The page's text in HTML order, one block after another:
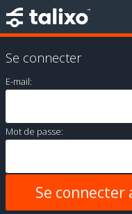
Se connecter
E-mail:
Mot de passe: